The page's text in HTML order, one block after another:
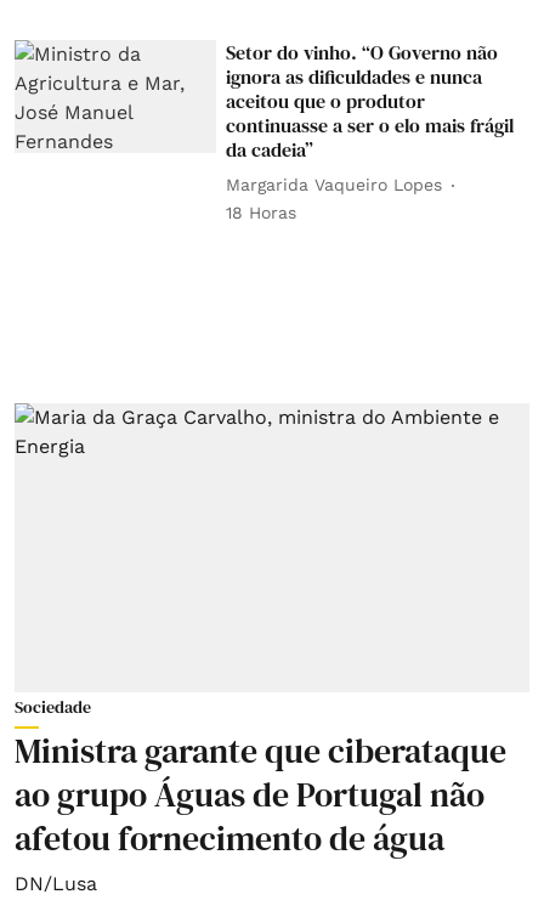
Setor do vinho. “O Governo não
ignora as dificuldades e nunca
aceitou que o produtor
continuasse a ser o elo mais frágil
da cadeia”
Margarida Vaqueiro Lopes
18 Horas
Sociedade
Ministra garante que ciberataque
ao grupo Águas de Portugal não
afetou fornecimento de água
DN/Lusa